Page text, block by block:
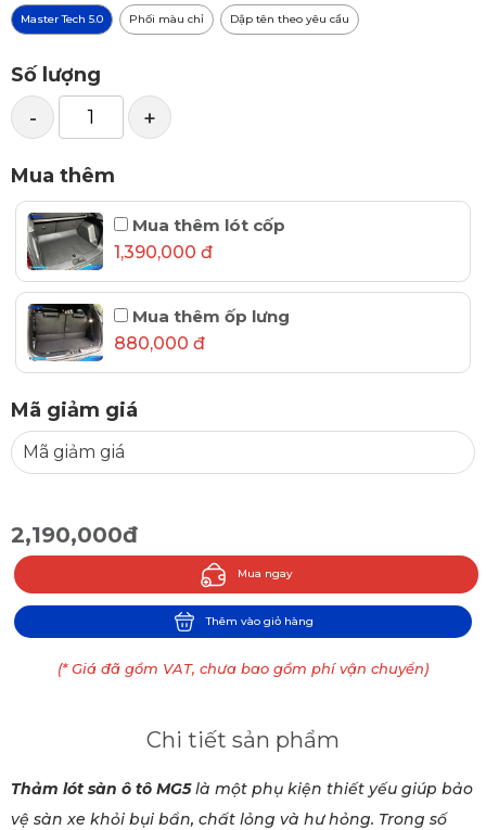
Master Tech 5.0 Phối màu chỉ Dập tên theo yêu cầu
Số lượng
- +
Mua thêm
Mua thêm lót cốp
1,390,000 đ
Mua thêm ốp lưng
880,000 đ
Mã giảm giá
2,190,000đ
Mua ngay
Thêm vào giỏ hàng
(* Giá đã gồm VAT, chưa bao gồm phí vận chuyển)
Chi tiết sản phẩm
Thảm lót sàn ô tô MG5là một phụ kiện thiết yếu giúp bảo
vệ sàn xe khỏi bụi bẩn, chất lỏng và hư hỏng. Trong số